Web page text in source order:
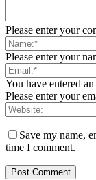
Please enter your
Please enter your
You have entered
Please enter your
Save my name,
time I comment.